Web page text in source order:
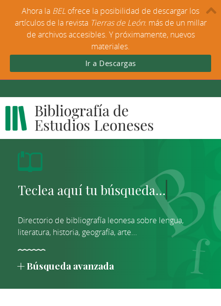
Directorio de bibliografía leonesa sobre lengua,
literatura, historia, geografía, arte...
Búsqueda avanzada
Ahora la BEL ofrece la posibilidad de descargar los
artículos de la revista Tierras de León: más de un millar
de archivos accesibles. Y próximamente, nuevos
materiales.
Ir a Descargas